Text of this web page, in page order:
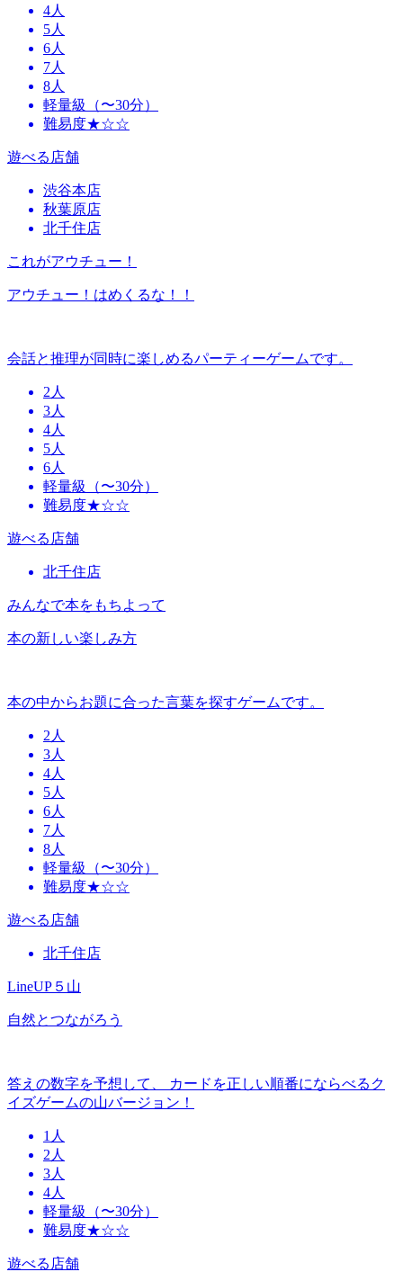
4人
5人
6人
7人
8人
軽量級（〜30分）
難易度★☆☆
遊べる店舗
渋谷本店
秋葉原店
北千住店
これがアウチュー！
アウチュー！はめくるな！！
会話と推理が同時に楽しめるパーティーゲームです。
2人
3人
4人
5人
6人
軽量級（〜30分）
難易度★☆☆
遊べる店舗
北千住店
みんなで本をもちよって
本の新しい楽しみ方
本の中からお題に合った言葉を探すゲームです。
2人
3人
4人
5人
6人
7人
8人
軽量級（〜30分）
難易度★☆☆
遊べる店舗
北千住店
LineUP５山
自然とつながろう
答えの数字を予想して、 カードを正しい順番にならべるク
イズゲームの山バージョン！
1人
2人
3人
4人
軽量級（〜30分）
難易度★☆☆
遊べる店舗